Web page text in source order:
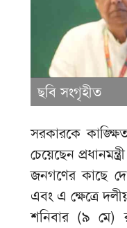
ছবি সংগৃহীত
সরকারকে
চেয়েছেন
জনগণের কাছে
এবং এ ক্ষেত্রে
শনিবার (৯ মে)